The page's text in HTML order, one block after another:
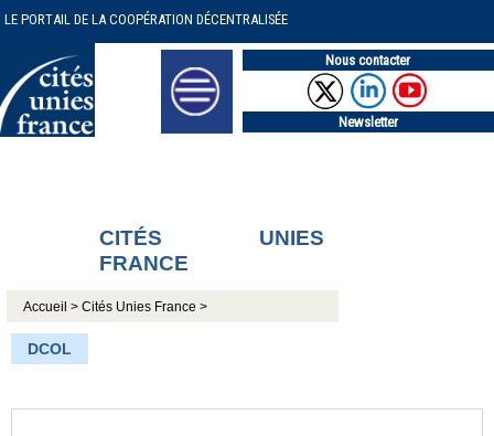
LE PORTAIL DE LA COOPÉRATION DÉCENTRALISÉE
Nous contacter
Newsletter
CITÉS UNIES
FRANCE
Accueil >Cités Unies France >
DCOL